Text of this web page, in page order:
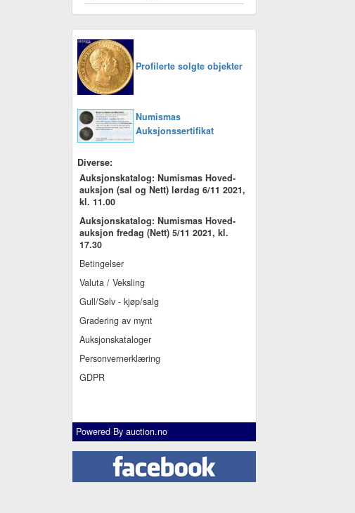
Profilerte solgte objekter
Numismas
Auksjonssertifikat
Diverse:
Auksjonskatalog: Numismas Hoved-
auksjon (sal og Nett) lørdag 6/11 2021,
kl. 11.00
Auksjonskatalog: Numismas Hoved-
auksjon fredag (Nett) 5/11 2021, kl.
17.30
Betingelser
Valuta / Veksling
Gull/Sølv - kjøp/salg
Gradering av mynt
Auksjonskataloger
Personvernerklæring
GDPR
Powered By auction.no